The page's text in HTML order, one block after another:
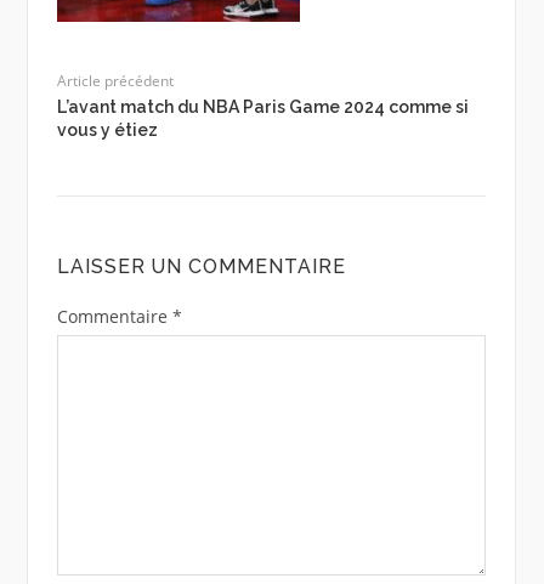
Article précédent
L’avant match du NBA Paris Game 2024 comme si
vous y étiez
LAISSER UN COMMENTAIRE
Commentaire *